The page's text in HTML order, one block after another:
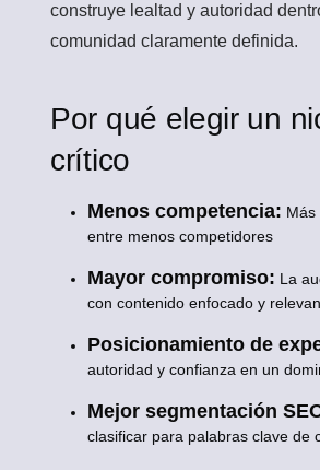
construye lealtad y autoridad
comunidad claramente definida.
Por qué elegir un
crítico
Menos competencia: Más
entre menos competidores
Mayor compromiso: La
con contenido enfocado y
Posicionamiento de
autoridad y confianza en un
Mejor segmentación
clasificar para palabras clave de